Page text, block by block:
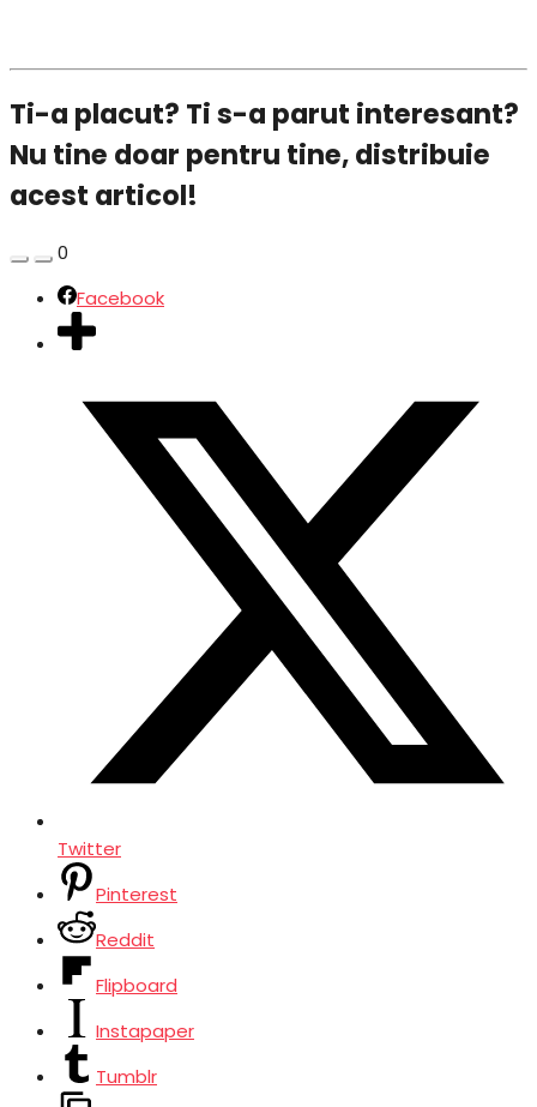
Ti-a placut? Ti s-a parut interesant?
Nu tine doar pentru tine, distribuie
acest articol!
0
Facebook
Twitter
Pinterest
Reddit
Flipboard
Instapaper
Tumblr